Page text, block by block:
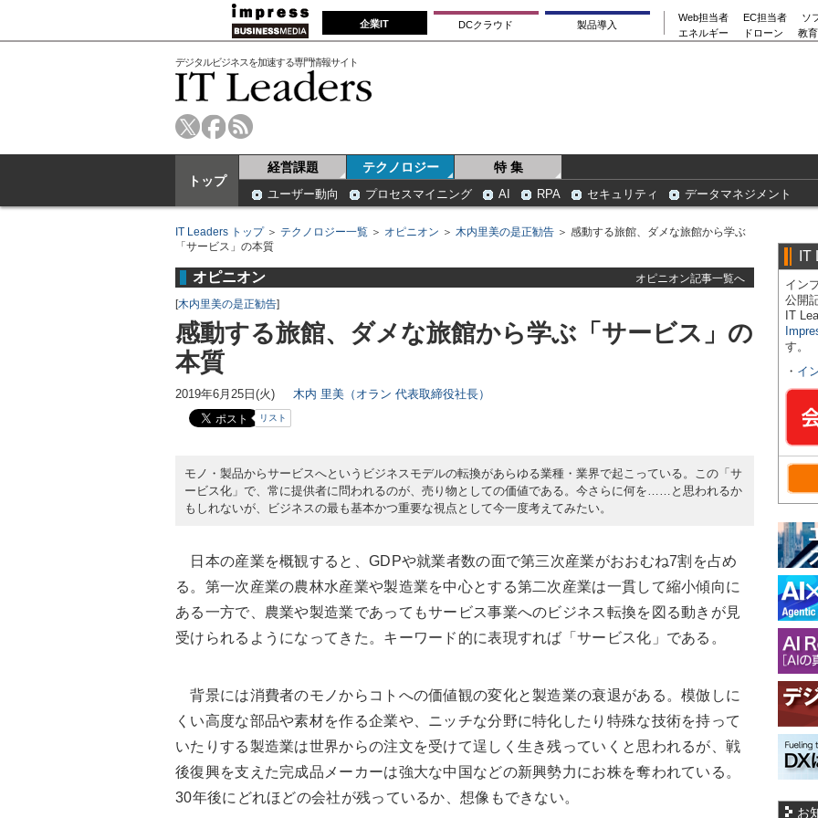
企業IT DCクラウド 製品導入
Web担当者 EC担当者
ソ
エネルギー
ドローン 教
デジタルビジネスを加速する専門情報サイト
トップ
経営課題 テクノロジー 特 集
ユーザー動向 プロセスマイニング AI RPA セキュリティ データマネジメント
IT Leaders トップ＞ テクノロジー一覧 ＞ オピニオン ＞ 木内里美の是正勧告 ＞ 感動する旅館、ダメな旅館から学ぶ
「サービス」の本質
オピニオン
オピニオン記事一覧へ
[木内里美の是正勧告]
感動する旅館、ダメな旅館から学ぶ「サービス」の
本質
2019年6月25日(火) 木内 里美（オラン 代表取締役社長）
リスト
モノ・製品からサービスへというビジネスモデルの転換があらゆる業種・業界で起こっている。この「サ
ービス化」で、常に提供者に問われるのが、売り物としての価値である。今さらに何を……と思われるか
もしれないが、ビジネスの最も基本かつ重要な視点として今一度考えてみたい。
日本の産業を概観すると、GDPや就業者数の面で第三次産業がおおむね7割を占め
る。第一次産業の農林水産業や製造業を中心とする第二次産業は一貫して縮小傾向に
ある一方で、農業や製造業であってもサービス事業へのビジネス転換を図る動きが見
受けられるようになってきた。キーワード的に表現すれば「サービス化」である。
背景には消費者のモノからコトへの価値観の変化と製造業の衰退がある。模倣しに
くい高度な部品や素材を作る企業や、ニッチな分野に特化したり特殊な技術を持って
いたりする製造業は世界からの注文を受けて逞しく生き残っていくと思われるが、戦
後復興を支えた完成品メーカーは強大な中国などの新興勢力にお株を奪われている。
30年後にどれほどの会社が残っているか、想像もできない。
IT
イン
公開
IT
す。
・ イ
お